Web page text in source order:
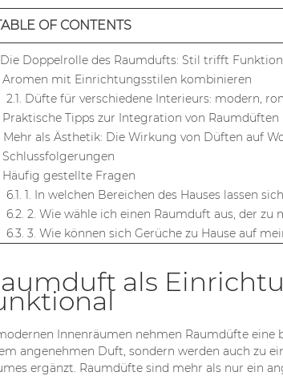
OF CONTENTS
Die Doppelrolle des Raumdufts: Stil trifft
Aromen mit Einrichtungsstilen kombinieren
2.1. Düfte für verschiedene Interieurs: modern,
Praktische Tipps zur Integration von
Mehr als Ästhetik: Die Wirkung von Düften auf
Schlussfolgerungen
Häufig gestellte Fragen
6.1. 1. In welchen Bereichen des Hauses lassen
6.2. 2. Wie wähle ich einen Raumduft aus, der
6.3. 3. Wie können sich Gerüche zu Hause auf
6.5. 5. Gibt es Sicherheitstipps für die
als
Innenräumen nehmen Raumdüfte eine
angenehmen Duft, sondern werden auch zu
ergänzt. Raumdüfte sind mehr als nur ein